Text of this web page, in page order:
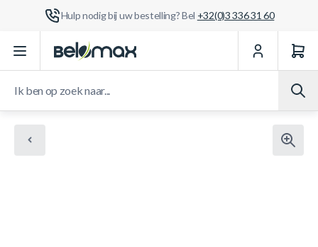
Hulp nodig bij uw bestelling? Bel +32(0)3 336 31 60
Ga naar de inhoud